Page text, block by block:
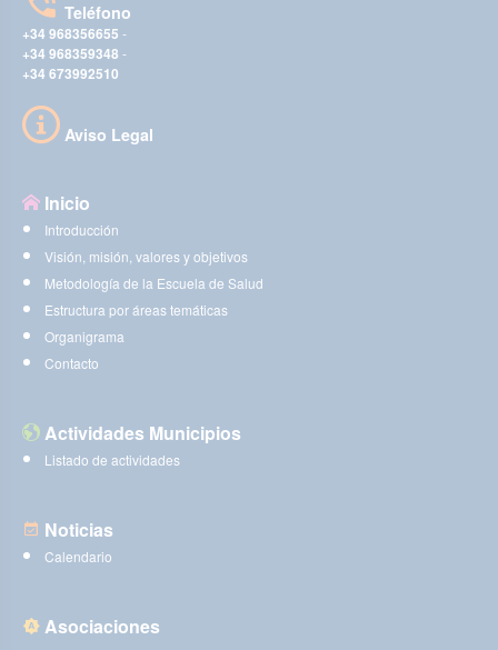
Teléfono
+34 968356655 -
+34 968359348 -
+34 673992510
Aviso Legal
Inicio
Introducción
Visión, misión, valores y objetivos
Metodología de la Escuela de Salud
Estructura por áreas temáticas
Organigrama
Contacto
Actividades Municipios
Listado de actividades
Noticias
Calendario
Asociaciones